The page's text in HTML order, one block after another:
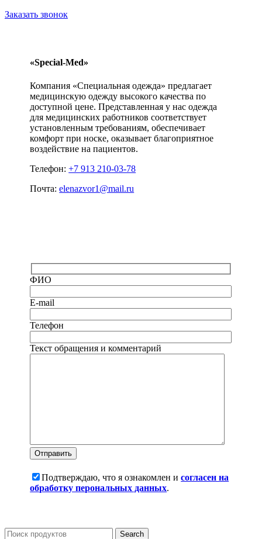
Заказать звонок
«Special-Med»
Компания «Специальная одежда» предлагает
медицинскую одежду высокого качества по
доступной цене. Представленная у нас одежда
для медицинских работников соответствует
установленным требованиям, обеспечивает
комфорт при носке, оказывает благоприятное
воздействие на пациентов.
Телефон:+7 913 210-03-78
Почта:elenazvor1@mail.ru
ФИО
E-mail
Телефон
Текст обращения и комментарий
Подтверждаю, что я ознакомлен исогласен на
обработку перональных данных.
Search